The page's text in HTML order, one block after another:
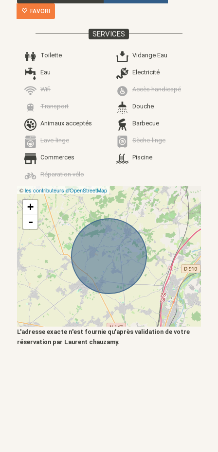
FAVORI
SERVICES
Toilette Vidange Eau
Eau Electricité
Wifi Accès handicapé
Transport Douche
Animaux acceptés Barbecue
Lave-linge Sèche-linge
Commerces Piscine
Réparation vélo
©les contributeurs d’OpenStreetMap
+
-
L'adresse exacte n'est fournie qu'après validation de votre
réservation par Laurent chauzamy.